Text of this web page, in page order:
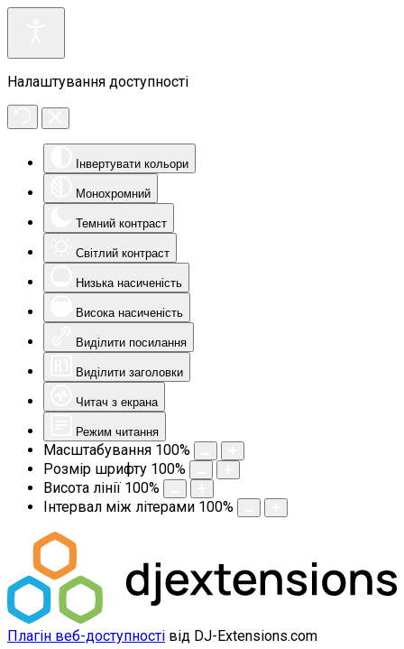
Налаштування доступності
Інвертувати кольори
Монохромний
Темний контраст
Світлий контраст
Низька насиченість
Висока насиченість
Виділити посилання
Виділити заголовки
Читач з екрана
Режим читання
Масштабування 100%
Розмір шрифту 100%
Висота лінії 100%
Інтервал між літерами 100%
Плагін веб-доступності від DJ-Extensions.com